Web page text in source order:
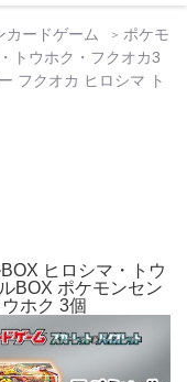
カードゲーム
ポケモ
トウホク・フクオカ3
フクオカ ヒロシマ ト